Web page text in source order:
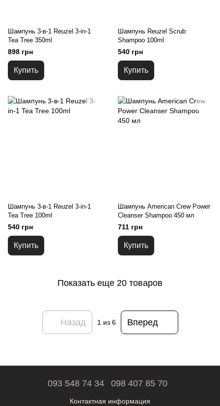
Шампунь 3-в-1 Reuzel 3-in-1
Tea Tree 350ml
898 грн
Купить
Шампунь Reuzel Scrub
Shampoo 100ml
540 грн
Купить
Шампунь 3-в-1 Reuzel 3-in-1
Tea Tree 100ml
540 грн
Купить
Шампунь American Crew Power
Cleanser Shampoo 450 мл
711 грн
Купить
Показать еще 20 товаров
Назад 1 из 6 Вперед
093 548 74 34 098 407 85 70
Контактная информация